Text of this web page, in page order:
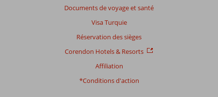
Documents de voyage et santé
Visa Turquie
Réservation des sièges
Corendon Hotels & Resorts
Affiliation
*Conditions d'action